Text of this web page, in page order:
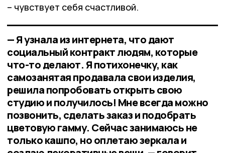
– чувствует себя счастливой.
— Я узнала из интернета, что дают
социальный контракт людям, которые
что-то делают. Я потихонечку, как
самозанятая продавала свои изделия,
решила попробовать открыть свою
студию и получилось! Мне всегда можно
позвонить, сделать заказ и подобрать
цветовую гамму. Сейчас занимаюсь не
только кашпо, но оплетаю зеркала и